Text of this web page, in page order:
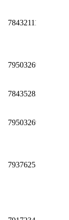
78432111920
79503269970
78435282502
79503269970
79376253344